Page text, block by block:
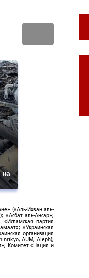
на
(«Аль-Ихван аль-
«Асбат аль-Ансар»;
«Исламская партия
«Украинская
организация
AUM, Aleph);
Комитет «Нация и